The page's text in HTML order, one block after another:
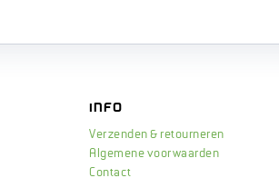
INFO
Verzenden & retourneren
Algemene voorwaarden
Contact